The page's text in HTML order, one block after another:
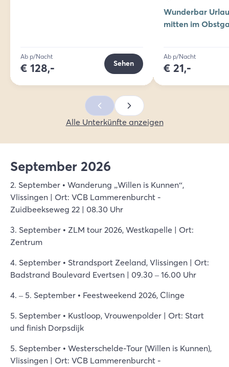
Ab p/Nacht
€ 128,- Sehen
Wunderbar
mitten im
Ab p/Nacht
€ 21,-
Alle Unterkünfte anzeigen
September 2026
2. September • Wanderung „Willen is Kunnen“,
Vlissingen | Ort: VCB Lammerenburcht -
Zuidbeekseweg 22 | 08.30 Uhr
3. September • ZLM tour 2026, Westkapelle | Ort:
Zentrum
4. September • Strandsport Zeeland, Vlissingen | Ort:
Badstrand Boulevard Evertsen | 09.30 – 16.00 Uhr
4. – 5. September • Feestweekend 2026, Clinge
5. September • Kustloop, Vrouwenpolder | Ort: Start
und finish Dorpsdijk
5. September • Westerschelde-Tour (Willen is Kunnen),
Vlissingen | Ort: VCB Lammerenburcht -